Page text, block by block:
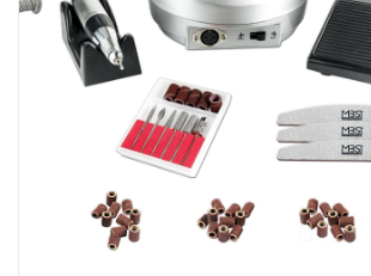
NailArt Producten
Startpakketten
NIEUW! MBS Producten
Beauty Producten